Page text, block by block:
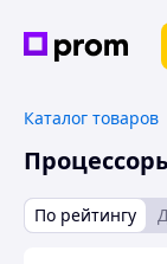
Каталог товаров
По рейтингу